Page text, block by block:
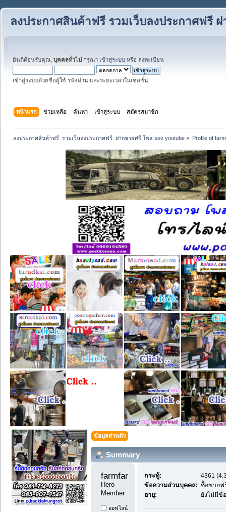
ลงประกาศสินค้าฟรี รวมเว็บลงประกาศฟรี
ยินดีต้อนรับคุณ, บุคคลทั่วไป กรุณา เข้าสู่ระบบ หรือ ลงทะเบียน
เข้าสู่ระบบด้วยชื่อผู้ใช้ รหัสผ่าน และระยะเวลาในเซสชั่น
หน้าแรก ช่วยเหลือ ค้นหา เข้าสู่ระบบ สมัครสมาชิก
ลงประกาศสินค้าฟรี  รวมเว็บลงประกาศฟรี  ฝากขายฟรี โพส seo youtube » Profile of
ข้อมูลส่วนตัว
Summary
Hero
Member
ออฟไลน์
กระทู้:
4361
ข้อความส่วนบุคคล: ซื้อขายฟ
อายุ:
ยังไม่มีข้